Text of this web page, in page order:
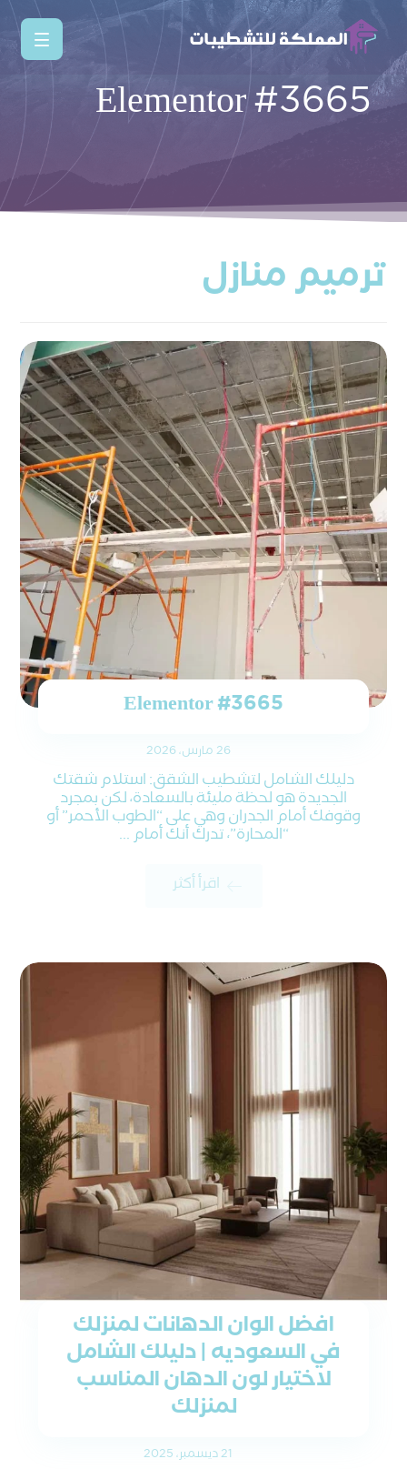
Elementor #3665
ترميم منازل
Elementor #3665
26 مارس، 2026
دليلك الشامل لتشطيب الشقق: استلام شقتك
الجديدة هو لحظة مليئة بالسعادة، لكن بمجرد
وقوفك أمام الجدران وهي على “الطوب الأحمر” أو
“المحارة”، تدرك أنك أمام ...
اقرأ أكثر
افضل الوان الدهانات لمنزلك
في السعوديه | دليلك الشامل
لاختيار لون الدهان المناسب
لمنزلك
21 ديسمبر، 2025